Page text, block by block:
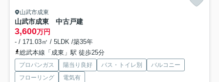
山武市成東
山武市成東 中古戸建
3,600万円
- / 171.03㎡ / 5LDK /築35年
総武本線「成東」駅 徒歩25分
プロパンガス 陽当り良好 バス・トイレ別
バルコニー
フローリング
電気有